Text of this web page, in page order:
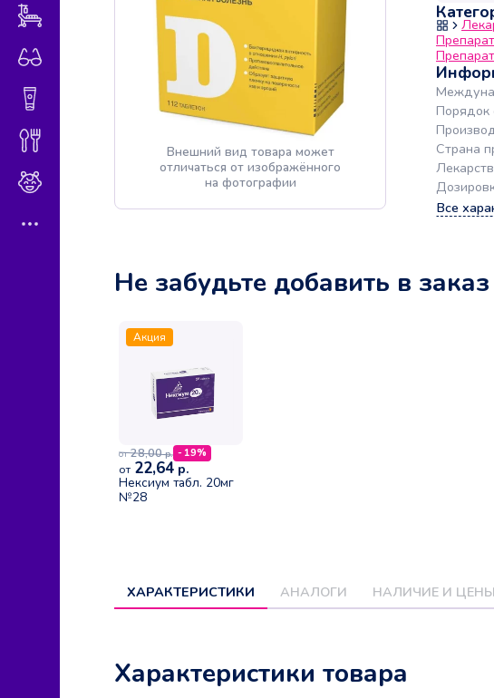
Гигиена и косметика
Внешний вид товара может
отличаться от изображённого
на фотографии
Порядок
Страна
Все
Не забудьте добавить в заказ
Акция
от 28,00р. - 19%
от 22,64 р.
Нексиум табл. 20мг
№28
ХАРАКТЕРИСТИКИ АНАЛОГИ НАЛИЧИЕ И ЦЕНЫ
Характеристики товара